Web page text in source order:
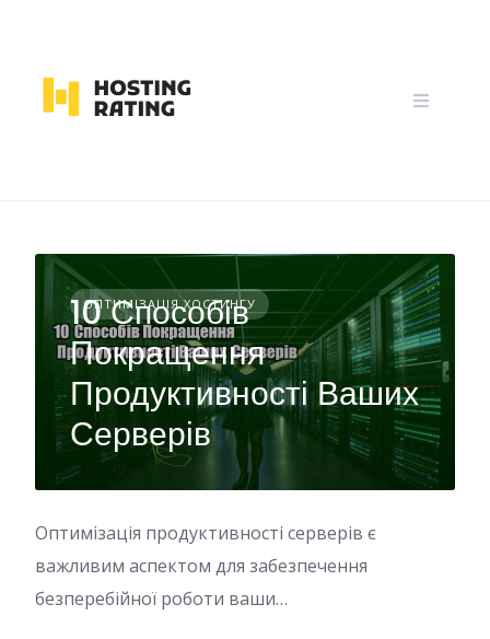
ОПТИМІЗАЦІЯ ХОСТИНГУ
10 Способів
Покращення
Продуктивності Ваших
Серверів
Оптимізація продуктивності серверів є
важливим аспектом для забезпечення
безперебійної роботи ваши…